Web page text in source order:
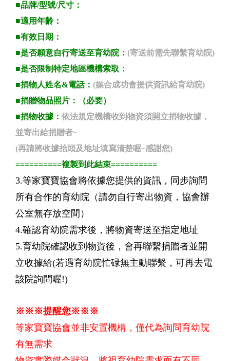
■品牌/型號/尺寸：
■適用年齡：
■有效日期：
■是否願意自行寄送至育幼院： (寄送前需先聯繫育幼院)
■是否限制特定地區機構索取 ：
■捐物人姓名&電話： (媒合成功會提供資訊給育幼院)
■捐贈物品照片：（必要）
■捐物收據： 依法規定機構收到物資須開立捐物收據，
並寄出給捐贈者~
(再請將收據抬頭及地址填寫清楚喔~感謝您)
==========複製到此結束==========
3.等家寶寶協會將依據您提供的資訊，同步詢問
所有合作的育幼院（請勿自行寄出物資，協會辦
公室無存放空間）
4.確認育幼院需求後，將物資寄送至指定地址
5.育幼院確認收到物資後，會再聯繫捐贈者並開
立收據給(若遇育幼院忙碌無主動聯繫，可再去電
該院詢問喔!)
※※※提醒您※※※
等家寶寶協會並非安置機構，僅代為詢問育幼院
有無需求